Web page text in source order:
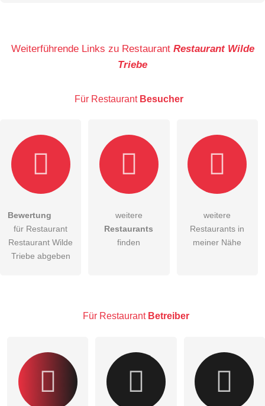
Die Datenschutzerklärunghabe ich zur Kenntnis genommen.
öffentliche Frage stellen
Klicken Sie hier um eineindividuelle Frage
Weiterführende Links zu Restaurant Restaurant Wilde
Triebe
Für Restaurant Besucher
Bewertung
für Restaurant
Restaurant Wilde
Triebe abgeben
weitere
Restaurants
finden
weitere
Restaurants in
meiner Nähe
Für Restaurant Betreiber